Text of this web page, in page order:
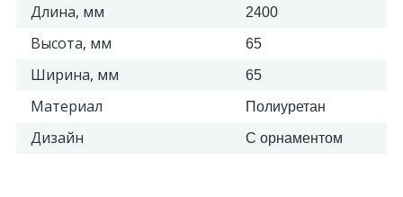
Длина, мм 2400
Высота, мм 65
Ширина, мм 65
Материал Полиуретан
Дизайн С орнаментом